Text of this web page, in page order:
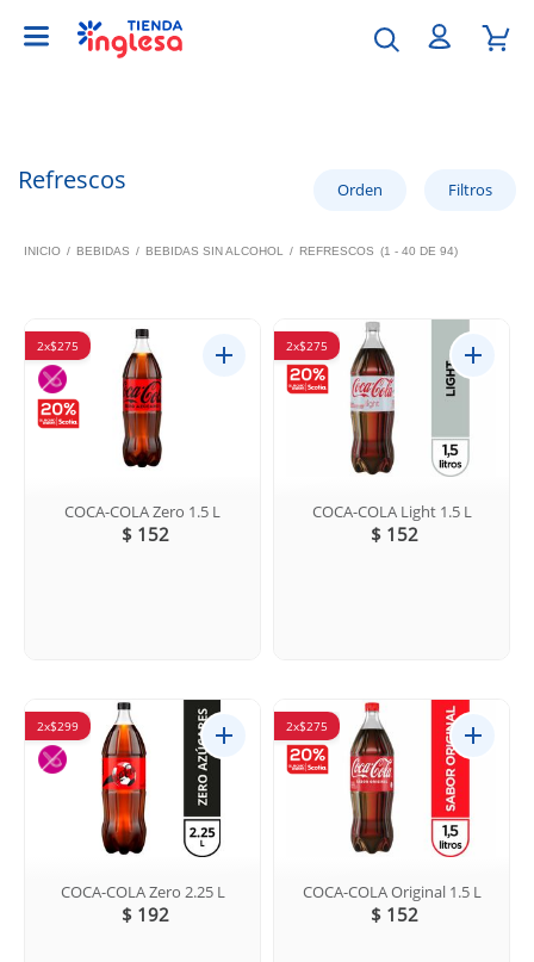
Refrescos
INICIO / BEBIDAS / BEBIDAS SIN ALCOHOL / REFRESCOS (1 - 40 DE 94)
2x$275
COCA-COLA Zero 1.5 L
$ 152
2x$275
COCA-COLA Light 1.5 L
$ 152
2x$299
COCA-COLA Zero 2.25 L
$ 192
2x$275
COCA-COLA Original 1.5 L
$ 152